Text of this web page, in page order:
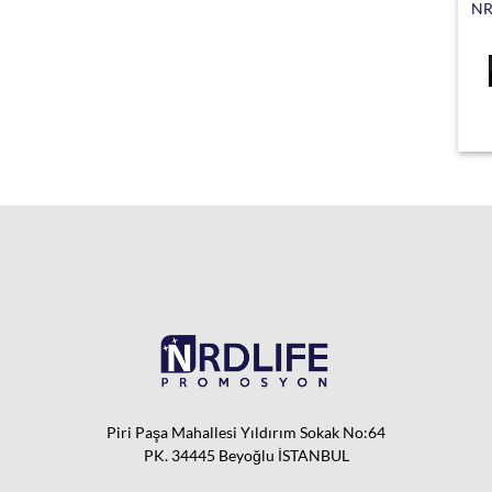
Piri Paşa Mahallesi Yıldırım Sokak No:64
PK. 34445 Beyoğlu İSTANBUL